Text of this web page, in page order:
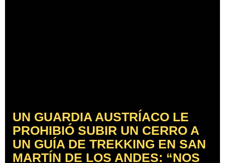
UN GUARDIA AUSTRÍACO LE
PROHIBIÓ SUBIR UN CERRO A
UN GUÍA DE TREKKING EN SAN
MARTÍN DE LOS ANDES: “NOS